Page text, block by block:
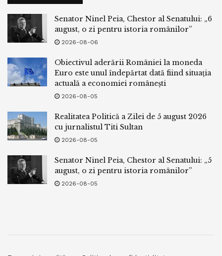
Senator Ninel Peia, Chestor al Senatului: „6
august, o zi pentru istoria românilor”
2026-08-06
Obiectivul aderării României la moneda
Euro este unul îndepărtat dată fiind situația
actuală a economiei românești
2026-08-05
Realitatea Politică a Zilei de 5 august 2026
cu jurnalistul Titi Sultan
2026-08-05
Senator Ninel Peia, Chestor al Senatului: „5
august, o zi pentru istoria românilor”
2026-08-05